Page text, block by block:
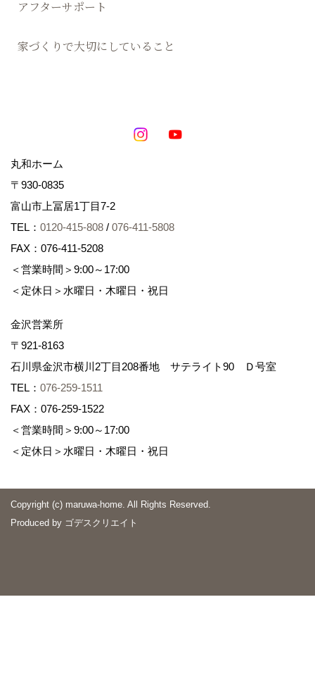
アフターサポート
家づくりで大切にしていること
丸和ホーム
〒930-0835
富山市上冨居1丁目7-2
TEL： 0120-415-808 / 076-411-5808
FAX：076-411-5208
＜営業時間＞9:00～17:00
＜定休日＞水曜日・木曜日・祝日
金沢営業所
〒921-8163
石川県金沢市横川2丁目208番地 サテライト90 Ｄ号室
TEL： 076-259-1511
FAX：076-259-1522
＜営業時間＞9:00～17:00
＜定休日＞水曜日・木曜日・祝日
Copyright (c) maruwa-home. All Rights Reserved.
Produced by ゴデスクリエイト